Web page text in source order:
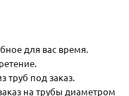
для вас время.
труб под заказ.
на трубы диаметром